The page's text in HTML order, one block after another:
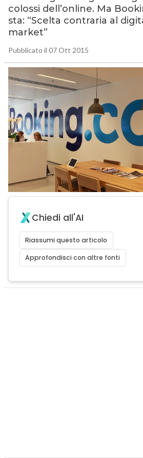
colossi dell’online. Ma
sta: “Scelta contraria al
market”
Pubblicato il 07 Ott 2015
Chiedi all'AI
Riassumi questo articolo
Approfondisci con altre fonti